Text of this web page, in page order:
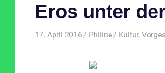
Eros unter
17. April 2016 Philine Kultur,